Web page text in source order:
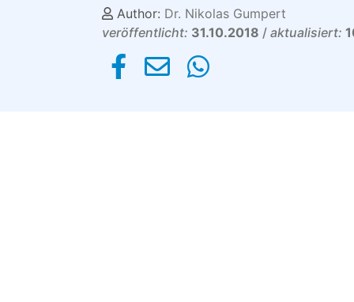
Author: Dr. Nikolas Gumpert
veröffentlicht: 31.10.2018 / aktualisiert: